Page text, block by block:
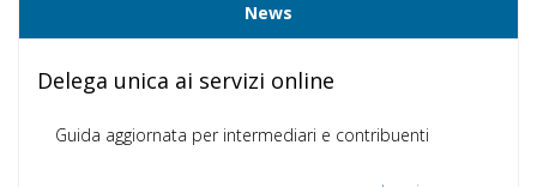
News
Delega unica ai servizi online
Guida aggiornata per intermediari e contribuenti